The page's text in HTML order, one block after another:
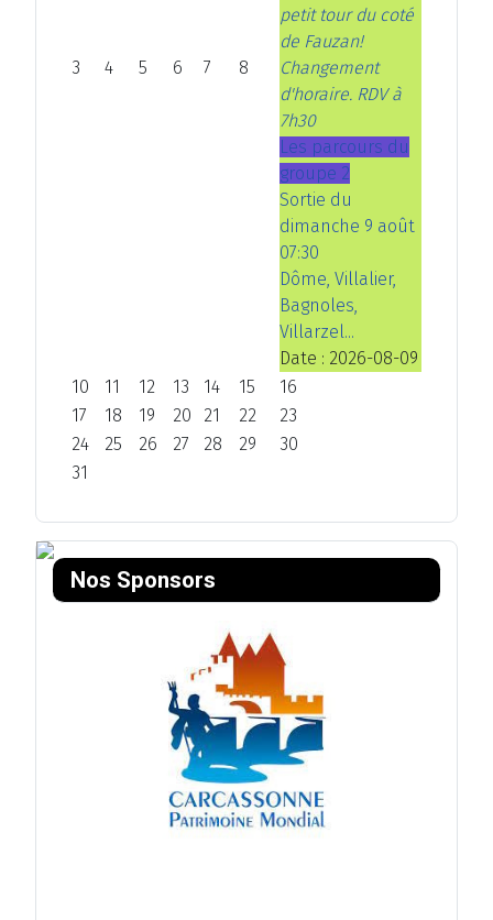
3 4 5 6 7 8
petit tour du coté
de Fauzan!
Changement
d'horaire. RDV à
7h30
Les parcours du
groupe 2
Sortie du
dimanche 9 août
07:30
Dôme, Villalier,
Bagnoles,
Villarzel...
Date : 2026-08-09
10
11 12 13 14 15
16
17
18 19 20 21 22
23
24
25 26 27 28 29
30
31
Nos Sponsors